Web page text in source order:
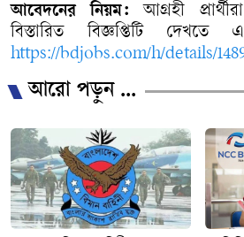
আবেদনের নিয়ম: আগ্রহী প্রার্থীরা
বিস্তারিত
বিজ্ঞপ্তিটি দেখতে
https://bdjobs.com/h/details/
আরো পড়ুন ...